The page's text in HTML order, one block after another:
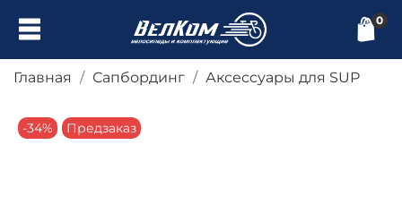
0
Главная Сапбординг Аксессуары для SUP
-34% Предзаказ